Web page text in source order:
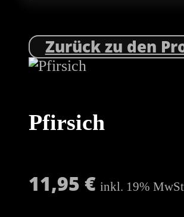
Zurück zu den
Pfirsich
11,95 € inkl. 19%